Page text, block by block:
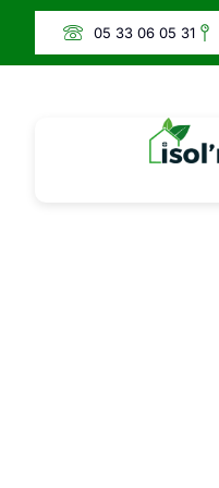
05 33 06 05 31